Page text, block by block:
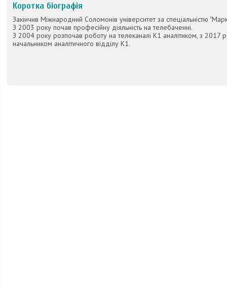
Коротка біографія
Закінчив Міжнародний Соломонів університет за спеціальністю
З 2003 року почав професійну діяльність на телебаченні.
З 2004 року розпочав роботу на телеканалі К1 аналітиком, з 2017
начальником аналітичного відділу К1.